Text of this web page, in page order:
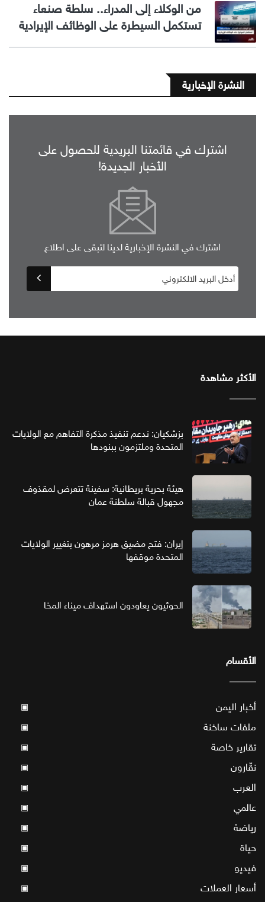
من الوكلاء إلى المدراء.. سلطة صنعاء
تستكمل السيطرة على الوظائف الإيرادية
النشرة الإخبارية
اشترك في قائمتنا البريدية للحصول على
الأخبار الجديدة!
اشترك في النشرة الإخبارية لدينا لتبقى على اطلاع
الأكثر مشاهدة
بزشكيان: ندعم تنفيذ مذكرة التفاهم مع الولايات
المتحدة وملتزمون ببنودها
هيئة بحرية بريطانية: سفينة تتعرض لمقذوف
مجهول قبالة سلطنة عمان
إيران: فتح مضيق هرمز مرهون بتغيير الولايات
المتحدة موقفها
الحوثيون يعاودون استهداف ميناء المخا
الأقسام
أخبار اليمن ▣
ملفات ساخنة ▣
تقارير خاصة ▣
نقّارون ▣
العرب ▣
عالمي ▣
رياضة ▣
حياة ▣
فيديو ▣
أسعار العملات ▣